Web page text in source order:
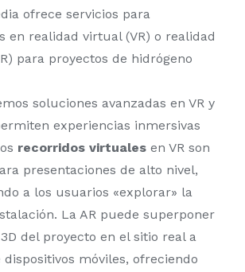
ofrece servicios para
en realidad virtual (VR) o realidad
para proyectos de hidrógeno
soluciones avanzadas en VR y
experiencias inmersivas
recorridos virtuales en VR son
presentaciones de alto nivel,
a los usuarios «explorar» la
La AR puede superponer
del proyecto en el sitio real a
dispositivos móviles, ofreciendo